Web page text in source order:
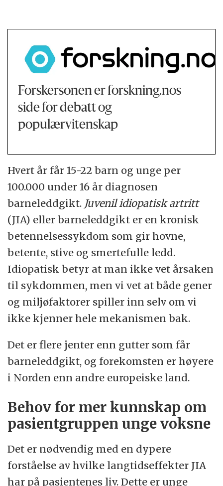
Forskersonen er forskning.nos
side for debatt og
populærvitenskap
Hvert år får 15-22 barn og unge per
100.000 under 16 år diagnosen
barneleddgikt. Juvenil idiopatisk artritt
(JIA) eller barneleddgikt er en kronisk
betennelsessykdom som gir hovne,
betente, stive og smertefulle ledd.
Idiopatisk betyr at man ikke vet årsaken
til sykdommen, men vi vet at både gener
og miljøfaktorer spiller inn selv om vi
ikke kjenner hele mekanismen bak.
Det er flere jenter enn gutter som får
barneleddgikt, og forekomsten er høyere
i Norden enn andre europeiske land.
Behov for mer kunnskap om
pasientgruppen unge voksne
Det er nødvendig med en dypere
forståelse av hvilke langtidseffekter JIA
har på pasientenes liv. Dette er unge